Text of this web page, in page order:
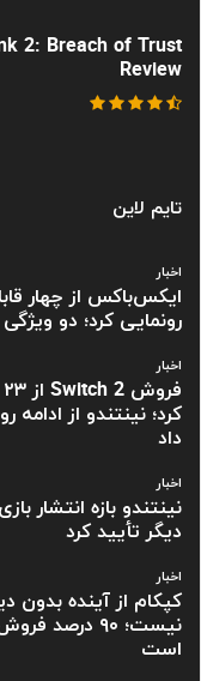
2: Breach of Trust
Review
تایم لاین
اخبار
ایکس‌باکس از چهار
رونمایی کرد؛ دو
اخبار
کرد؛ نینتندو از
داد
اخبار
دیگر تأیید کرد
اخبار
کپکام از آینده
نیست؛ ۹۰
است